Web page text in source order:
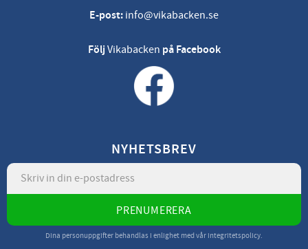
E-post: info@vikabacken.se
FöljVikabacken på Facebook
NYHETSBREV
PRENUMERERA
Dina personuppgifter behandlas i enlighet med vår integritetspolicy.